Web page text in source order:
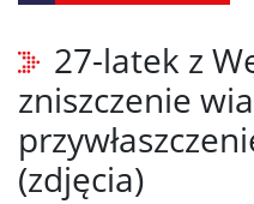
27-latek z
zniszczenie
(zdjęcia)